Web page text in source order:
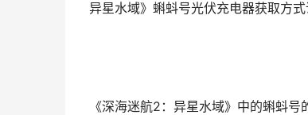
异星水域》蝌蚪号光伏充电器获取方
《深海迷航2：异星水域》中的蝌蚪